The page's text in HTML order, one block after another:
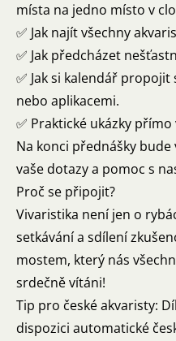
místa na jedno místo v
✅ Jak najít všechny
✅ Jak předcházet
✅ Jak si kalendář
nebo aplikacemi.
✅ Praktické ukázky
Na konci přednášky
vaše dotazy a pomoc s
Proč se připojit?
Vivaristika není jen o
setkávání a sdílení
mostem, který nás
srdečně vítáni!
Tip pro české akvaristy:
dispozici automatické